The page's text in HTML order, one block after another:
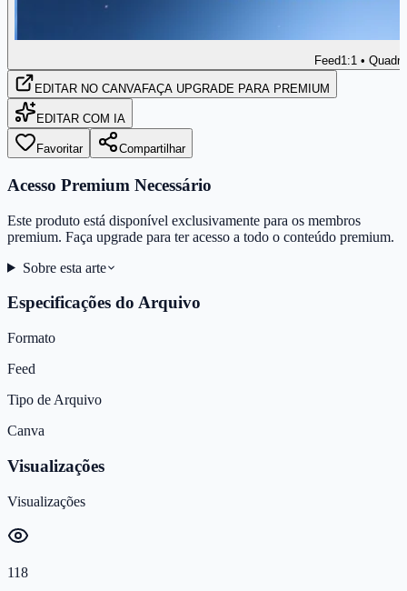
Feed1:1 •
EDITAR NO CANVAFAÇA UPGRADE PARA PREMIUM
EDITAR COM IA
Favoritar Compartilhar
Acesso Premium Necessário
Este produto está disponível exclusivamente para os membros
premium. Faça upgrade para ter acesso a todo o conteúdo premium.
Sobre esta arte
Especificações do Arquivo
Formato
Feed
Tipo de Arquivo
Canva
Visualizações
Visualizações
118